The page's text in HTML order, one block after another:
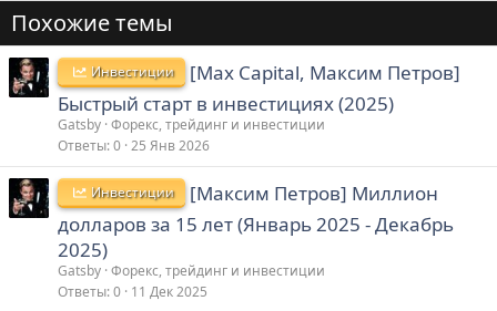
Похожие темы
Инвестиции
[Max Capital, Максим Петров]
Быстрый старт в инвестициях (2025)
Gatsby Форекс, трейдинг и инвестиции
Ответы 0 25 Янв 2026
Инвестиции
[Максим Петров] Миллион
долларов за 15 лет (Январь 2025 - Декабрь
2025)
Gatsby Форекс, трейдинг и инвестиции
Ответы 0 11 Дек 2025